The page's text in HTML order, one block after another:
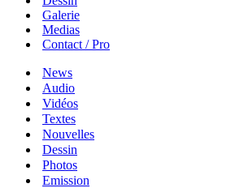
Galerie
Medias
Contact / Pro
News
Audio
Vidéos
Textes
Nouvelles
Dessin
Photos
Emission